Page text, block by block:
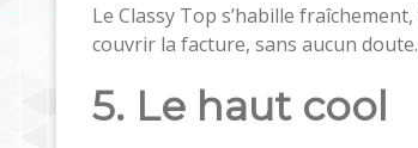
Le Classy Top s’habille
couvrir la facture, sans aucun
5. Le haut cool